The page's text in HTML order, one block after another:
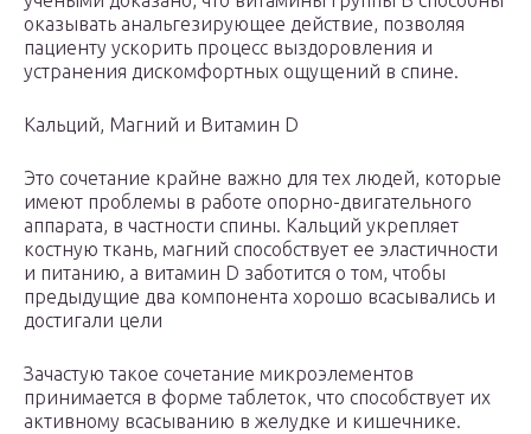
оказывать анальгезирующее действие, позволяя
пациенту ускорить процесс выздоровления и
устранения дискомфортных ощущений в спине.
Кальций, Магний и Витамин D
Это сочетание крайне важно для тех людей, которые
имеют проблемы в работе опорно-двигательного
аппарата, в частности спины. Кальций укрепляет
костную ткань, магний способствует ее эластичности
и питанию, а витамин D заботится о том, чтобы
предыдущие два компонента хорошо всасывались и
достигали цели
Зачастую такое сочетание микроэлементов
принимается в форме таблеток, что способствует их
активному всасыванию в желудке и кишечнике.